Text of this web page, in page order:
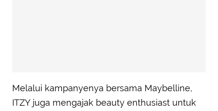
Melalui kampanyenya bersama Maybelline,
ITZY juga mengajak beauty enthusiast untuk